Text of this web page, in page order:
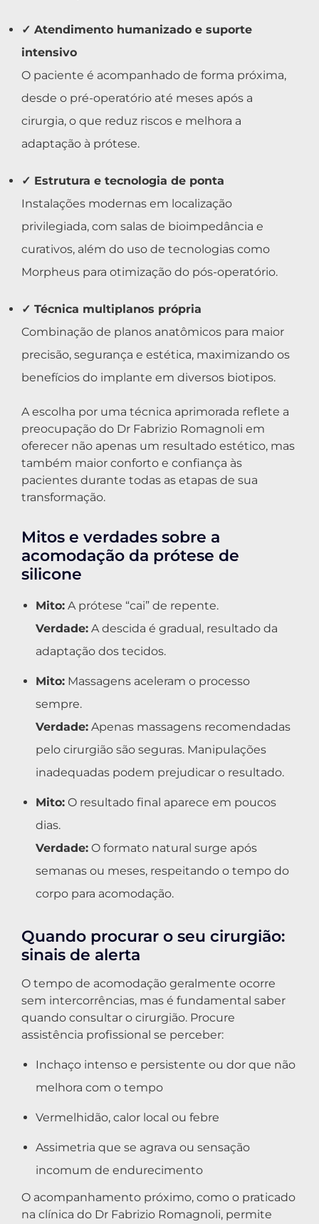
✓ Atendimento humanizado e suporte
intensivo
O paciente é acompanhado de forma próxima,
desde o pré-operatório até meses após a
cirurgia, o que reduz riscos e melhora a
adaptação à prótese.
✓ Estrutura e tecnologia de ponta
Instalações modernas em localização
privilegiada, com salas de bioimpedância e
curativos, além do uso de tecnologias como
Morpheus para otimização do pós-operatório.
✓ Técnica multiplanos própria
Combinação de planos anatômicos para maior
precisão, segurança e estética, maximizando os
benefícios do implante em diversos biotipos.
A escolha por uma técnica aprimorada reflete a
preocupação do Dr Fabrizio Romagnoli em
oferecer não apenas um resultado estético, mas
também maior conforto e confiança às
pacientes durante todas as etapas de sua
transformação.
Mitos e verdades sobre a
acomodação da prótese de
silicone
Mito: A prótese “cai” de repente.
Verdade: A descida é gradual, resultado da
adaptação dos tecidos.
Mito: Massagens aceleram o processo
sempre.
Verdade: Apenas massagens recomendadas
pelo cirurgião são seguras. Manipulações
inadequadas podem prejudicar o resultado.
Mito: O resultado final aparece em poucos
dias.
Verdade: O formato natural surge após
semanas ou meses, respeitando o tempo do
corpo para acomodação.
Quando procurar o seu cirurgião:
sinais de alerta
O tempo de acomodação geralmente ocorre
sem intercorrências, mas é fundamental saber
quando consultar o cirurgião. Procure
assistência profissional se perceber:
Inchaço intenso e persistente ou dor que não
melhora com o tempo
Vermelhidão, calor local ou febre
Assimetria que se agrava ou sensação
incomum de endurecimento
O acompanhamento próximo, como o praticado
na clínica do Dr Fabrizio Romagnoli, permite